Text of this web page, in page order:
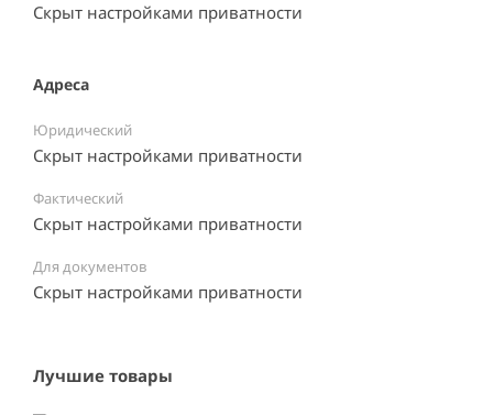
Скрыт настройками приватности
Адреса
Юридический
Скрыт настройками приватности
Фактический
Скрыт настройками приватности
Для документов
Скрыт настройками приватности
Лучшие товары